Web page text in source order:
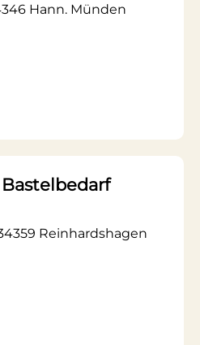
Hann. Münden
Reinhardshagen